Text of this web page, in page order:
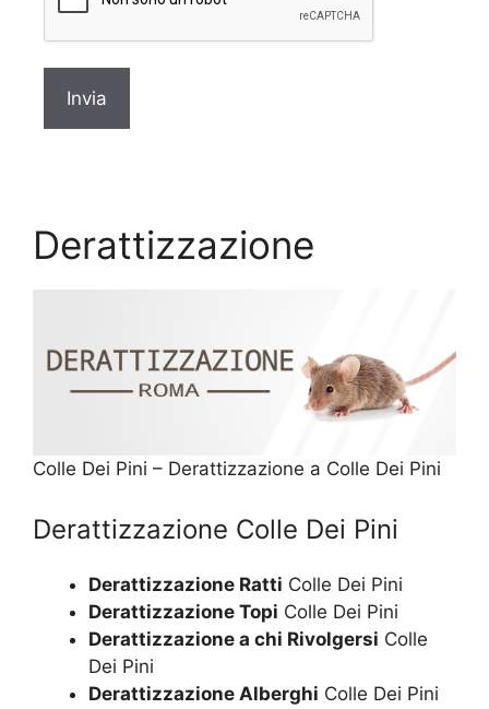
Derattizzazione
Colle Dei Pini – Derattizzazione a Colle Dei Pini
Derattizzazione Colle Dei Pini
Derattizzazione Ratti Colle Dei Pini
Derattizzazione Topi Colle Dei Pini
Derattizzazione a chi Rivolgersi Colle
Dei Pini
Derattizzazione Alberghi Colle Dei Pini